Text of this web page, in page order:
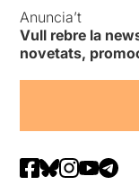
Anuncia’t
Vull rebre la
novetats,